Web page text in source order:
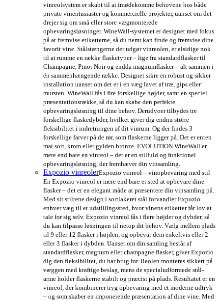
vinreolsystem er skabt til at imødekomme behovene hos både
private vinentusiaster og kommercielle projekter, uanset om det
drejer sig om små eller store vægmonterede
opbevaringsløsninger. WineWall-systemet er designet med fokus
på at fremvise etiketterne, så du nemt kan finde og fremvise dine
favorit vine. Stålstængerne der udgør vinreolen, er alsidige nok
til at rumme en række flasketyper – lige fra standardflasker til
Champagne, Pinot Noir og endda magnumflasker – alt sammen i
én sammenhængende række. Designet sikre en robust og sikker
installation uanset om det er i en væg lavet af træ, gips eller
mursten. WineWall fås i fire forskellige højder, samt en speciel
præsentationsrække, så du kan skabe den perfekte
opbevaringsløsning til dine behov. Derudvoer tilbydes tre
forskellige flaskedybder, hvilket giver dig endnu større
fleksibilitet i indretningen af dit vinrum. Og der findes 3
forskellige farver på de rør, som flaskerne ligger på. Det er enten
mat sort, krom eller gylden bronze. EVOLUTION WineWall er
mere end bare en vinreol – det er en stilfuld og funktionel
opbevaringsløsning, der fremhæver din vinsamling.
Expozio vinreolerExpozio vinreol – vinopbevaring med stil
En Expozio vinreol er mere end bare et sted at opbevare dine
flasker – det er en elegant måde at præsentere din vinsamling på.
Med sit stilrene design i sortlakeret stål forvandler Expozio
enhver væg til et udstillingssted, hvor vinens etiketter får lov at
tale for sig selv. Expozio vinreol fås i flere højder og dybder, så
du kan tilpasse løsningen til netop dit behov. Vælg mellem plads
til 9 eller 12 flasker i højden, og opbevar dem enkeltvis eller 2
eller 3 flasker i dybden. Uanset om din samling består af
standardflasker, magnum eller champagne flasker, giver Expozio
dig den fleksibilitet, du har brug for. Reolen monteres sikkert på
væggen med kraftige beslag, mens de specialudformede stål-
arme holder flaskerne stabilt og præcist på plads. Resultatet er en
vinreol, der kombinerer tryg opbevaring med et moderne udtryk
– og som skaber en imponerende præsentation af dine vine. Med